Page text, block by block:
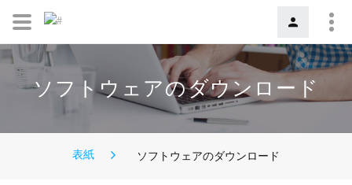
ソフトウェアのダウンロード
表紙 ソフトウェアのダウンロード